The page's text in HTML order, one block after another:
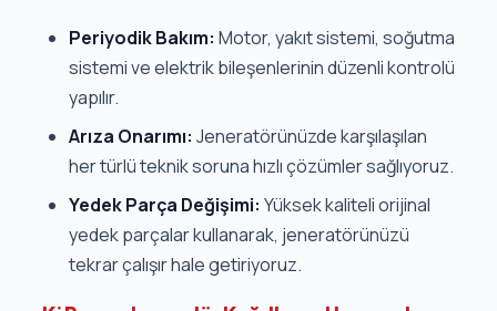
Periyodik Bakım: Motor, yakıt sistemi, soğutma
sistemi ve elektrik bileşenlerinin düzenli kontrolü
yapılır.
Arıza Onarımı: Jeneratörünüzde karşılaşılan
her türlü teknik soruna hızlı çözümler sağlıyoruz.
Yedek Parça Değişimi: Yüksek kaliteli orijinal
yedek parçalar kullanarak, jeneratörünüzü
tekrar çalışır hale getiriyoruz.